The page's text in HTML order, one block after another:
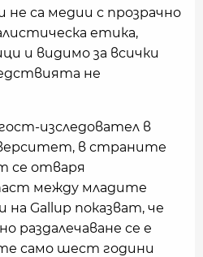
са медии с прозрачно
етика,
и видимо за всички
не
изследовател в
в страните
се отваря
между младите
на Gallup показват, че
раздалечаване се е
само шест години